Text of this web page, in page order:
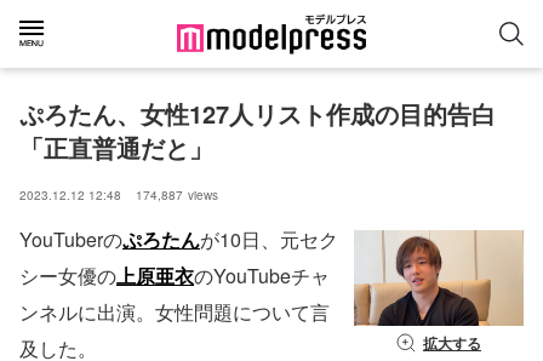
ぷろたん、女性127人リスト作成の目的告白
「正直普通だと」
2023.12.12 12:48 174,887 views
拡大する
YouTuberのぷろたんが10日、元セク
シー女優の上原亜衣のYouTubeチャ
ンネルに出演。女性問題について言
及した。